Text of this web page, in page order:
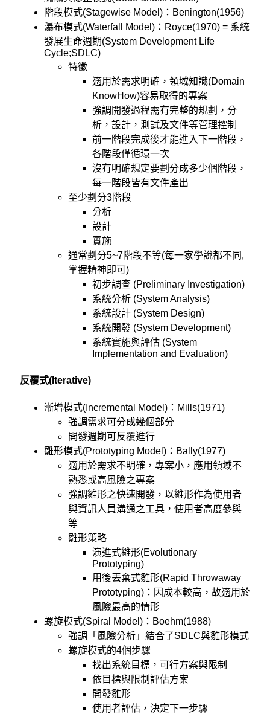
階段模式(Stagewise Model)：Benington(1956)
瀑布模式(Waterfall Model)：Royce(1970) = 系統
發展生命週期(System Development Life
Cycle;SDLC)
特徵
適用於需求明確，領域知識(Domain
KnowHow)容易取得的專案
強調開發過程需有完整的規劃，分
析，設計，測試及文件等管理控制
前一階段完成後才能進入下一階段，
各階段僅循環一次
沒有明確規定要劃分成多少個階段，
每一階段皆有文件產出
至少劃分3階段
分析
設計
實施
通常劃分5~7階段不等(每一家學說都不同,
掌握精神即可)
初步調查 (Preliminary Investigation)
系統分析 (System Analysis)
系統設計 (System Design)
系統開發 (System Development)
系統實施與評估 (System
Implementation and Evaluation)
反覆式(Iterative)
漸增模式(Incremental Model)：Mills(1971)
強調需求可分成幾個部分
開發週期可反覆進行
雛形模式(Prototyping Model)：Bally(1977)
適用於需求不明確，專案小，應用領域不
熟悉或高風險之專案
強調雛形之快速開發，以雛形作為使用者
與資訊人員溝通之工具，使用者高度參與
等
雛形策略
演進式雛形(Evolutionary
Prototyping)
用後丟棄式雛形(Rapid Throwaway
Prototyping)：因成本較高，故適用於
風險最高的情形
螺旋模式(Spiral Model)：Boehm(1988)
強調「風險分析」結合了SDLC與雛形模式
螺旋模式的4個步驟
找出系統目標，可行方案與限制
依目標與限制評估方案
開發雛形
使用者評估，決定下一步驟